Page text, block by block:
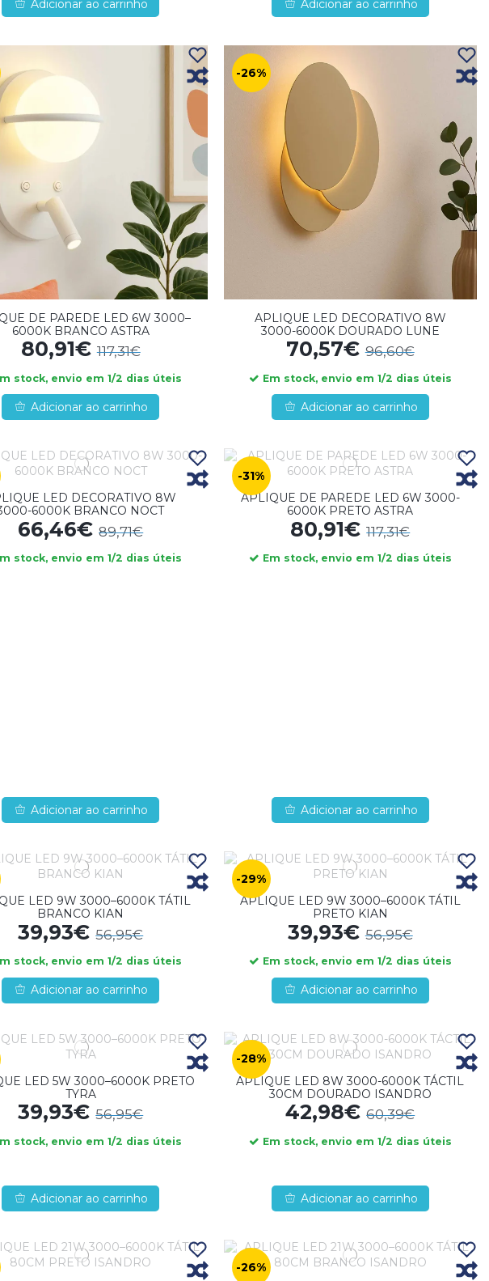
Adicionar ao carrinho Adicionar ao carrinho
DE PAREDE LED 6W 3000–
6000K BRANCO ASTRA
80,91€117,31€
stock, envio em 1/2 dias úteis
Adicionar ao carrinho
-26%
APLIQUE LED DECORATIVO 8W
3000-6000K DOURADO LUNE
70,57€96,60€
Em stock, envio em 1/2 dias úteis
Adicionar ao carrinho
LED DECORATIVO 8W
6000K BRANCO NOCT
66,46€89,71€
stock, envio em 1/2 dias úteis
Adicionar ao carrinho
-31%
APLIQUE DE PAREDE LED 6W 3000-
6000K PRETO ASTRA
80,91€117,31€
Em stock, envio em 1/2 dias úteis
Adicionar ao carrinho
LED 9W 3000–6000K TÁTIL
BRANCO KIAN
39,93€56,95€
stock, envio em 1/2 dias úteis
Adicionar ao carrinho
-29%
APLIQUE LED 9W 3000–6000K TÁTIL
PRETO KIAN
39,93€56,95€
Em stock, envio em 1/2 dias úteis
Adicionar ao carrinho
LED 5W 3000–6000K PRETO
TYRA
39,93€56,95€
stock, envio em 1/2 dias úteis
Adicionar ao carrinho
-28%
APLIQUE LED 8W 3000-6000K TÁCTIL
30CM DOURADO ISANDRO
42,98€60,39€
Em stock, envio em 1/2 dias úteis
Adicionar ao carrinho
-26%